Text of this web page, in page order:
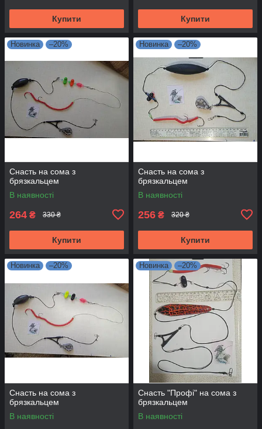
Купити Купити
Новинка –20%
Снасть на сома з
брязкальцем
В наявності
264 ₴ 330 ₴
Купити
Новинка –20%
Снасть на сома з
брязкальцем
В наявності
256 ₴ 320 ₴
Купити
Новинка –20%
Снасть на сома з
брязкальцем
В наявності
Новинка –20%
Снасть "Профі" на сома з
брязкальцем
В наявності